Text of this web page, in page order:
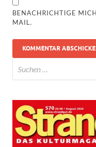
BENACHRICHTIGE
MAIL.